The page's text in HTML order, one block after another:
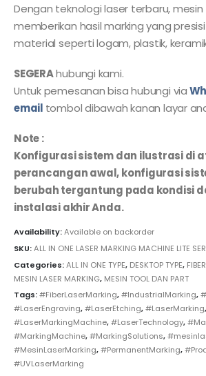
Dengan teknologi laser terbaru,
memberikan hasil marking yang
material seperti logam, plastik,
SEGERAhubungi kami.
Untuk pemesanan bisa hubungi via
email tombol dibawah kanan layar
Note :
Konfigurasi sistem dan ilustrasi di
perancangan awal, konfigurasi
berubah tergantung pada kondisi
instalasi akhir Anda.
Availability:Available on backorder
SKU:ALL IN ONE LASER MARKING MACHINE LITE
Categories:ALL IN ONE TYPE, DESKTOP TYPE,
MESIN LASER MARKING, MESIN TOOL DAN PART
Tags:#FiberLaserMarking,#IndustrialMarking,
#LaserEngraving,#LaserEtching,#LaserMarking,
#LaserMarkingMachine,#LaserTechnology,
#MarkingMachine,#MarkingSolutions,
#MesinLaserMarking,#PermanentMarking,
#UVLaserMarking